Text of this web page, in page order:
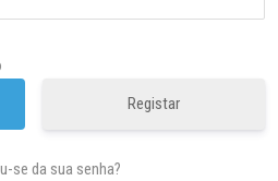
Registar
se da sua senha?